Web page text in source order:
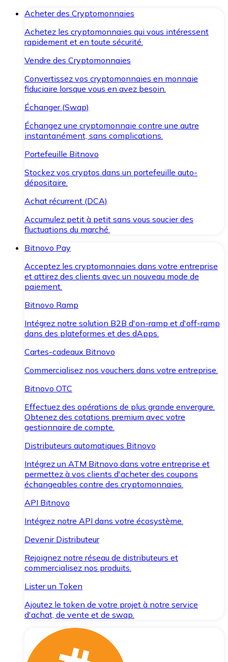
Acheter des Cryptomonnaies
Achetez les cryptomonnaies qui vous intéressent
rapidement et en toute sécurité.
Vendre des Cryptomonnaies
Convertissez vos cryptomonnaies en monnaie
fiduciaire lorsque vous en avez besoin.
Échanger (Swap)
Échangez une cryptomonnaie contre une autre
instantanément, sans complications.
Portefeuille Bitnovo
Stockez vos cryptos dans un portefeuille auto-
dépositaire.
Achat récurrent (DCA)
Accumulez petit à petit sans vous soucier des
fluctuations du marché.
Bitnovo Pay
Acceptez les cryptomonnaies dans votre entreprise
et attirez des clients avec un nouveau mode de
paiement.
Bitnovo Ramp
Intégrez notre solution B2B d'on-ramp et d'off-ramp
dans des plateformes et des dApps.
Cartes-cadeaux Bitnovo
Commercialisez nos vouchers dans votre entreprise.
Bitnovo OTC
Effectuez des opérations de plus grande envergure.
Obtenez des cotations premium avec votre
gestionnaire de compte.
Distributeurs automatiques Bitnovo
Intégrez un ATM Bitnovo dans votre entreprise et
permettez à vos clients d'acheter des coupons
échangeables contre des cryptomonnaies.
API Bitnovo
Intégrez notre API dans votre écosystème.
Devenir Distributeur
Rejoignez notre réseau de distributeurs et
commercialisez nos produits.
Lister un Token
Ajoutez le token de votre projet à notre service
d'achat, de vente et de swap.